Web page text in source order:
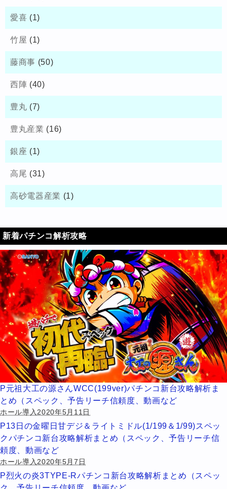
愛喜 (1)
竹屋 (1)
藤商事 (50)
西陣 (40)
豊丸 (7)
豊丸産業 (16)
銀座 (1)
高尾 (31)
高砂電器産業 (1)
新着パチンコ解析攻略
P元祖大工の源さんWCC(199ver)パチンコ新台攻略解析ま
とめ（スペック、予告リーチ信頼度、動画など
ホール導入2020年5月11日
P13日の金曜日甘デジ＆ライトミドル(1/199＆1/99)スペッ
クパチンコ新台攻略解析まとめ（スペック、予告リーチ信
頼度、動画など
ホール導入2020年5月7日
P烈火の炎3TYPE-Rパチンコ新台攻略解析まとめ（スペッ